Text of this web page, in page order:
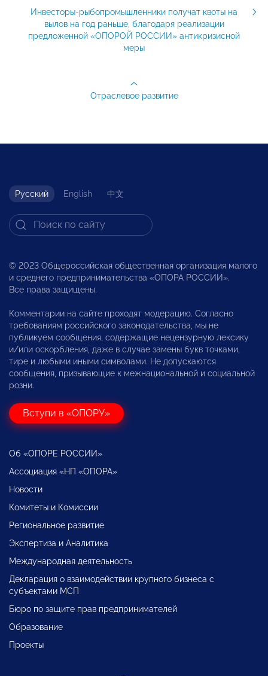
Инвесторы-рыбопромышленники получат квоты на
вылов на год раньше, благодаря реализации
предложенной «ОПОРОЙ РОССИИ» антикризисной
меры
Отраслевое развитие
Русский English 中文
© 2023 Общероссийская общественная организация малого
и среднего предпринимательства «ОПОРА РОССИИ».
Все права защищены.
Комментарии на сайте проходят модерацию. Согласно
требованиям российского законодательства, мы не
публикуем сообщения, содержащие нецензурную лексику
и/или оскорбления, даже в случае замены букв точками,
тире и любыми иными символами. Не допускаются
сообщения, призывающие к межнациональной и социальной
розни.
Вступи в «ОПОРУ»
Об «ОПОРЕ РОССИИ»
Ассоциация «НП «ОПОРА»
Новости
Комитеты и Комиссии
Региональное развитие
Экспертиза и Аналитика
Международная деятельность
Декларация о взаимодействии крупного бизнеса с
субъектами МСП
Бюро по защите прав предпринимателей
Образование
Проекты